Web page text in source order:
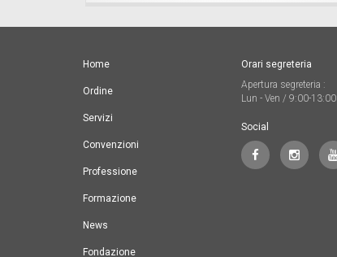
Home
Ordine
Servizi
Convenzioni
Professione
Formazione
News
Fondazione
Orari segreteria
Apertura segreteria :
Lun - Ven / 9:00-13:00
Social